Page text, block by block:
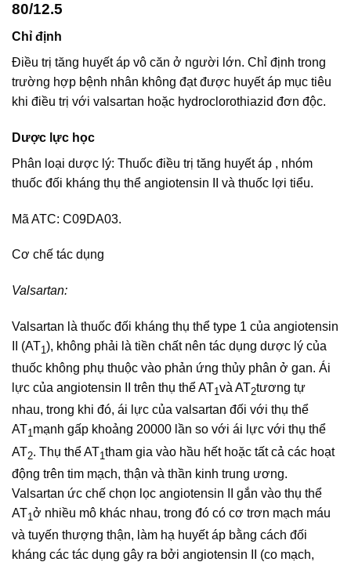
80/12.5
Chỉ định
Điều trị tăng huyết áp vô căn ở người lớn. Chỉ định trong
trường hợp bệnh nhân không đạt được huyết áp mục tiêu
khi điều trị với valsartan hoặc hydroclorothiazid đơn độc.
Dược lực học
Phân loại dược lý: Thuốc điều trị tăng huyết áp , nhóm
thuốc đối kháng thụ thể angiotensin II và thuốc lợi tiểu.
Mã ATC: C09DA03.
Cơ chế tác dụng
Valsartan:
Valsartan là thuốc đối kháng thụ thể type 1 của angiotensin
II (AT1), không phải là tiền chất nên tác dụng dược lý của
thuốc không phụ thuộc vào phản ứng thủy phân ở gan. Ái
lực của angiotensin II trên thụ thể AT1và AT2tương tự
nhau, trong khi đó, ái lực của valsartan đối với thụ thể
AT1mạnh gấp khoảng 20000 lần so với ái lực với thụ thể
AT2. Thụ thể AT1tham gia vào hầu hết hoặc tất cả các hoạt
động trên tim mạch, thận và thần kinh trung ương.
Valsartan ức chế chọn lọc angiotensin II gắn vào thụ thể
AT1 ở nhiều mô khác nhau, trong đó có cơ trơn mạch máu
và tuyến thượng thận, làm hạ huyết áp bằng cách đối
kháng các tác dụng gây ra bởi angiotensin II (co mạch,